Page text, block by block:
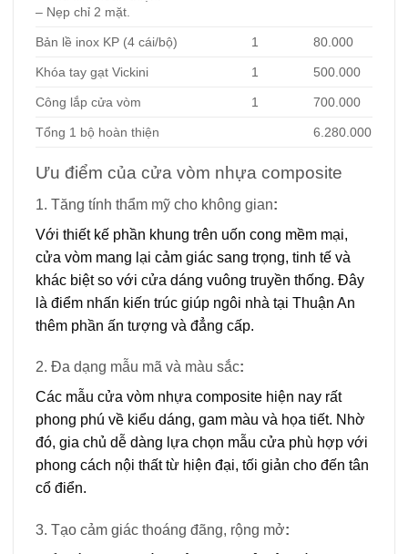
– Nẹp chỉ 2 mặt.
Bản lề inox KP (4 cái/bộ) 1 80.000
Khóa tay gạt Vickini 1 500.000
Công lắp cửa vòm 1 700.000
Tổng 1 bộ hoàn thiện 6.280.000
Ưu điểm của cửa vòm nhựa composite
1. Tăng tính thẩm mỹ cho không gian:
Với thiết kế phần khung trên uốn cong mềm mại,
cửa vòm mang lại cảm giác sang trọng, tinh tế và
khác biệt so với cửa dáng vuông truyền thống. Đây
là điểm nhấn kiến trúc giúp ngôi nhà tại Thuận An
thêm phần ấn tượng và đẳng cấp.
2. Đa dạng mẫu mã và màu sắc:
Các mẫu cửa vòm nhựa composite hiện nay rất
phong phú về kiểu dáng, gam màu và họa tiết. Nhờ
đó, gia chủ dễ dàng lựa chọn mẫu cửa phù hợp với
phong cách nội thất từ hiện đại, tối giản cho đến tân
cổ điển.
3. Tạo cảm giác thoáng đãng, rộng mở: